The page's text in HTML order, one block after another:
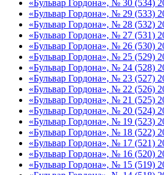
«Бульвар Гордона», № 30 (534)
«Бульвар Гордона», № 29 (533)
«Бульвар Гордона», № 28 (532)
«Бульвар Гордона», № 27 (531)
«Бульвар Гордона», № 26 (530)
«Бульвар Гордона», № 25 (529)
«Бульвар Гордона», № 24 (528)
«Бульвар Гордона», № 23 (527)
«Бульвар Гордона», № 22 (526)
«Бульвар Гордона», № 21 (525)
«Бульвар Гордона», № 20 (524)
«Бульвар Гордона», № 19 (523)
«Бульвар Гордона», № 18 (522)
«Бульвар Гордона», № 17 (521)
«Бульвар Гордона», № 16 (520)
«Бульвар Гордона», № 15 (519)